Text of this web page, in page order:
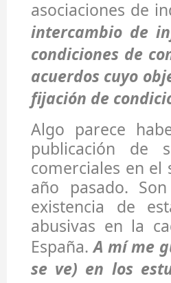
asociaciones de
intercambio de
condiciones de
acuerdos cuyo
fijación de
Algo parece
publicación de
comerciales en
año pasado.
existencia de
abusivas en la
España.A mí me
se ve) en los